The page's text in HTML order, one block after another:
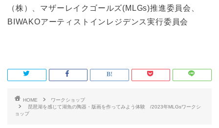
（株）、マザーレイクゴールズ(MLGs)推進委員会、
BIWAKOアーティストインレジデンス実行委員会
HOME
ワークショップ
琵琶湖を感じて湖魚の陶器・版画を作ってみよう体験 /2023年MLGsワークシ
ョップ